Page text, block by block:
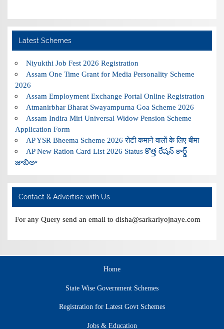
Latest Schemes
Niyukthi Job Fest 2026 Registration
Assam One Time Grant for Media Personality Scheme
2026
Assam Employment Exchange Portal Online Registration
Atmanirbhar Bharat Swayampurna Goa Scheme 2026
Assam Indira Miri Universal Widow Pension Scheme
Application Form
AP YSR Bheema Scheme 2026 रोटी कमाने वालों के लिए बीमा
AP New Ration Card List 2026 Status కొత్త రేషన్ కార్డ్
జాబితా
Contact & Advertise with Us
For any Query send an email to disha@sarkariyojnaye.com
Home
State Wise Government Schemes
Registration for Latest Govt Schemes
Jobs & Education